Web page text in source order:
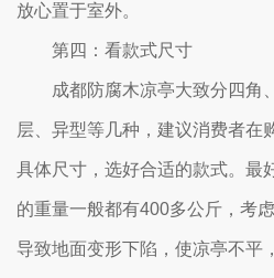
放心置于室外。
第四：看款式尺寸
成都防腐木凉亭大致分四角
层、异型等几种，建议消费者在
具体尺寸，选好合适的款式。最
的重量一般都有400多公斤，考
导致地面变形下陷，使凉亭不平